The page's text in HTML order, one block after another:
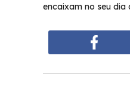
encaixam no seu dia